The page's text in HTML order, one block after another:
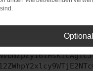
uns bitte. Wir